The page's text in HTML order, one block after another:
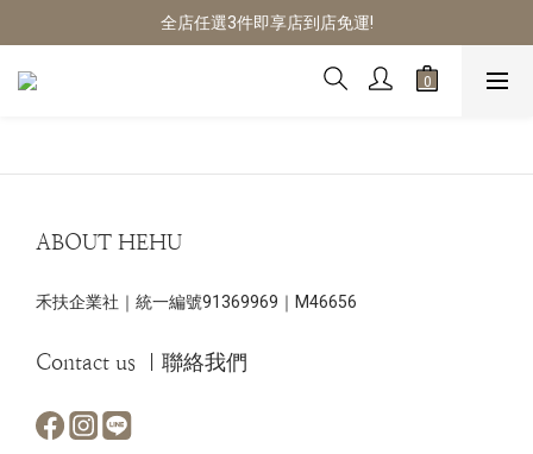
預購商品14-30天不含假日&國定假日
全店任選3件即享店到店免運!
預購商品14-30天不含假日&國定假日
ABOUT HEHU
禾扶企業社｜統一編號91369969｜M46656
Contact us ｜聯絡我們